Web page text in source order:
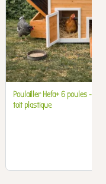
Poulailler Hefa+ 6 poules - Pin
toit plastique